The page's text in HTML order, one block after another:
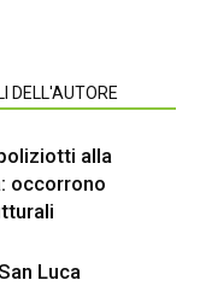
DELL'AUTORE
alla
occorrono
Luca